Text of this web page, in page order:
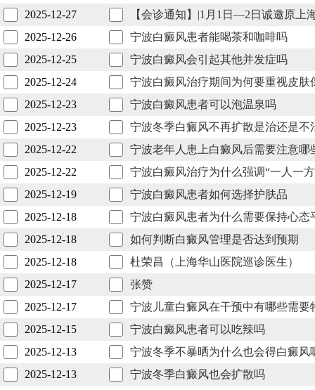
2025-12-27
【会诊通知】|1月1日—2日诚邀原上
2025-12-26
宁波白癜风患者能喝茶和咖啡吗
2025-12-25
宁波白癜风会引起其他并发症吗
2025-12-24
宁波白癜风治疗期间为何要重视皮肤
2025-12-23
宁波白癜风患者可以泡温泉吗
2025-12-23
宁波冬季白癜风不再扩散是治还是不
2025-12-22
宁波老年人患上白癜风后需要注意哪
2025-12-22
宁波白癜风治疗为什么强调“一人一
2025-12-19
宁波白癜风患者如何选择护肤品
2025-12-18
宁波白癜风患者为什么需要保持心态
2025-12-18
如何判断白癜风管理是否达到预期
2025-12-18
杜荣昌（上海华山医院巡诊医生）
2025-12-17
张赞
2025-12-17
宁波儿童白癜风在干预中有哪些需要
2025-12-15
宁波白癜风患者可以吃辣吗
2025-12-13
宁波冬季不暴晒为什么也会得白癜风
2025-12-13
宁波冬季白癜风也会扩散吗